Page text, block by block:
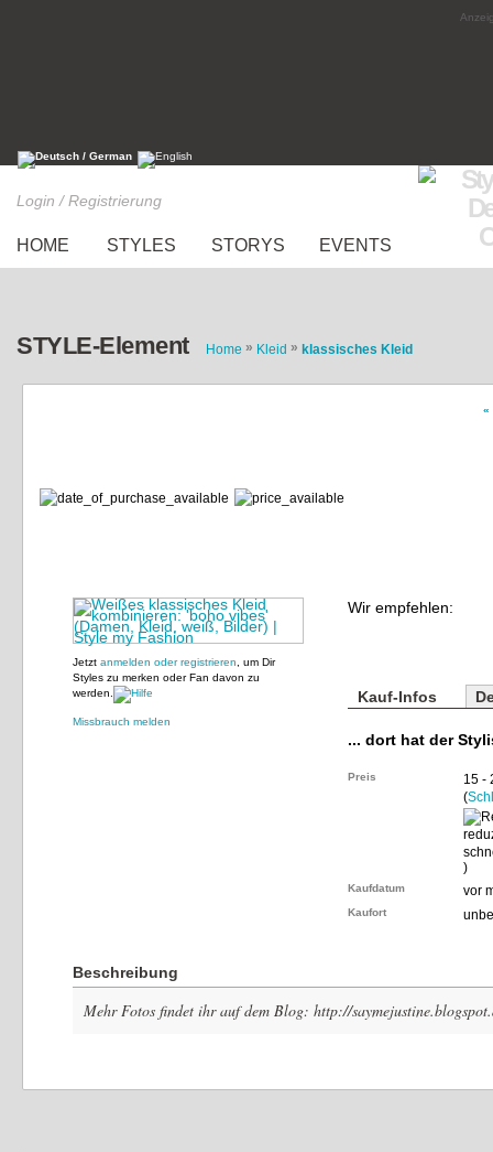
Login / Registrierung
HOME STYLES STORYS EVENTS
STYLE-Element Home » Kleid » klassisches Kleid
«
Jetzt anmelden oder registrieren , um Dir
Styles zu merken oder Fan davon zu
werden.
Missbrauch melden
Wir empfehlen:
Kauf-Infos
... dort hat der
Preis
15 -
(
)
Kaufdatum vor
Kaufort
Beschreibung
Mehr Fotos findet ihr auf dem Blog: http://